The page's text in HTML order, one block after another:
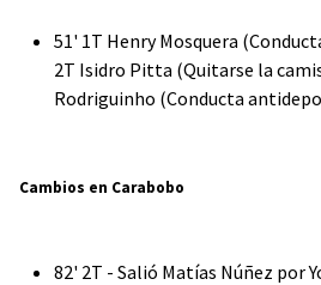
51' 1T Henry Mosquera
2T Isidro Pitta (Quitarse la
Rodriguinho (Conducta
Cambios en Carabobo
82' 2T - Salió Matías Núñez por